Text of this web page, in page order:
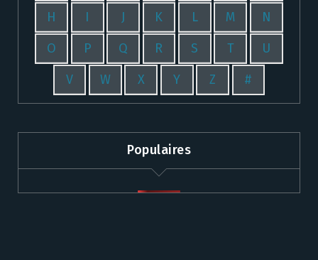
H I J K L M N
O P Q R S T U
V W X Y Z #
Populaires